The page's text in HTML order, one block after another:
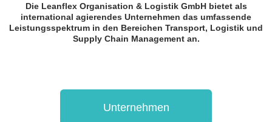
Die Leanflex Organisation & Logistik GmbH bietet als
international agierendes Unternehmen das umfassende
Leistungsspektrum in den Bereichen Transport, Logistik und
Supply Chain Management an.
Unternehmen